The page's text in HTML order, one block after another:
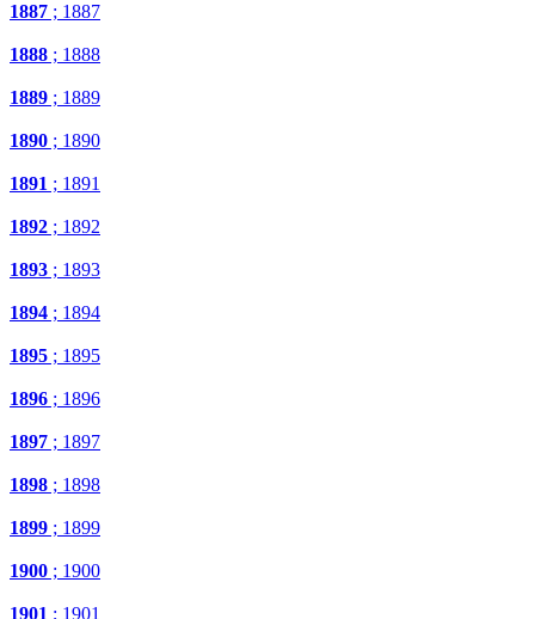
1887 ; 1887
1888 ; 1888
1889 ; 1889
1890 ; 1890
1891 ; 1891
1892 ; 1892
1893 ; 1893
1894 ; 1894
1895 ; 1895
1896 ; 1896
1897 ; 1897
1898 ; 1898
1899 ; 1899
1900 ; 1900
1901 ; 1901